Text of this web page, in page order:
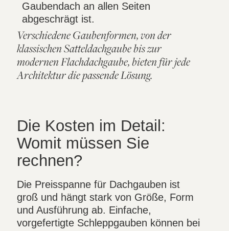
Gaubendach an allen Seiten
abgeschrägt ist.
Verschiedene Gaubenformen, von der
klassischen Satteldachgaube bis zur
modernen Flachdachgaube, bieten für jede
Architektur die passende Lösung.
Die Kosten im Detail:
Womit müssen Sie
rechnen?
Die Preisspanne für Dachgauben ist
groß und hängt stark von Größe, Form
und Ausführung ab. Einfache,
vorgefertigte Schleppgauben können bei